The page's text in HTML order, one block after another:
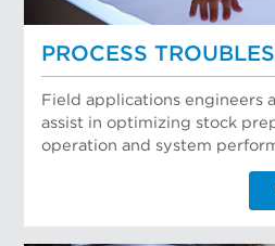
PROCESS
Field applications engineers
assist in optimizing stock
operation and system